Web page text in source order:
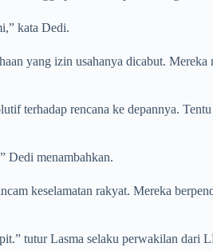
kata Dedi.
yang izin usahanya dicabut.
terhadap rencana ke depannya.
Dedi menambahkan.
keselamatan rakyat. Mereka
tutur Lasma selaku perwakilan dari